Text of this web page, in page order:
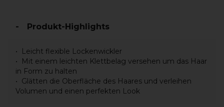
Produkt-Highlights
Leicht flexible Lockenwickler
Mit einem leichten Klettbelag versehen um das Haar
in Form zu halten
Glätten die Oberfläche des Haares und verleihen
Volumen und einen perfekten Look